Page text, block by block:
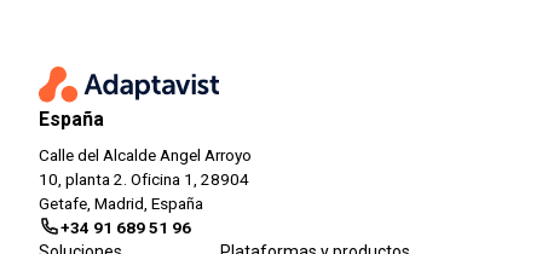
España
Calle del Alcalde Angel Arroyo
10, planta 2. Oficina 1, 28904
Getafe, Madrid, España
+34 91 689 51 96